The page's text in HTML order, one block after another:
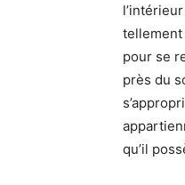
tellement
pour se
près du
qu’il